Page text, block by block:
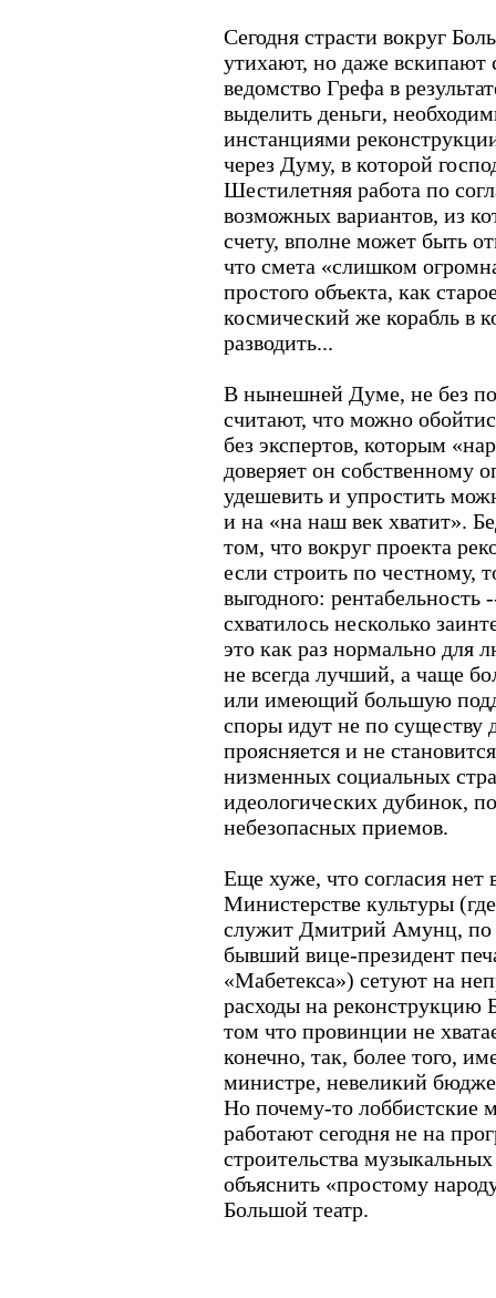
Сегодня страсти вокруг
утихают, но даже
ведомство Грефа в
выделить деньги,
инстанциями
через Думу, в которой
Шестилетняя работа по
возможных вариантов, из
счету, вполне может быть
что смета «слишком
простого объекта, как
космический же корабль в
разводить...
В нынешней Думе, не без
считают, что можно
без экспертов, которым
доверяет он собственному
удешевить и упростить
и на «на наш век хватит».
том, что вокруг проекта
если строить по честному,
выгодного:
схватилось несколько
это как раз нормально для
не всегда лучший, а чаще
или имеющий большую
споры идут не по существу
проясняется и не
низменных социальных
идеологических дубинок,
небезопасных приемов.
Еще хуже, что согласия нет
Министерстве культуры
служит Дмитрий Амунц, по
бывший вице-президент
«Мабетекса») сетуют на
расходы на
том что провинции не
конечно, так, более того,
министре, невеликий
Но почему-то лоббистские
работают сегодня не на
строительства
объяснить «простому
Большой театр.